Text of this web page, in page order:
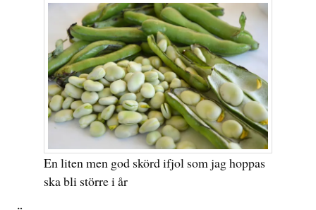
En liten men god skörd ifjol som jag hoppas
ska bli större i år